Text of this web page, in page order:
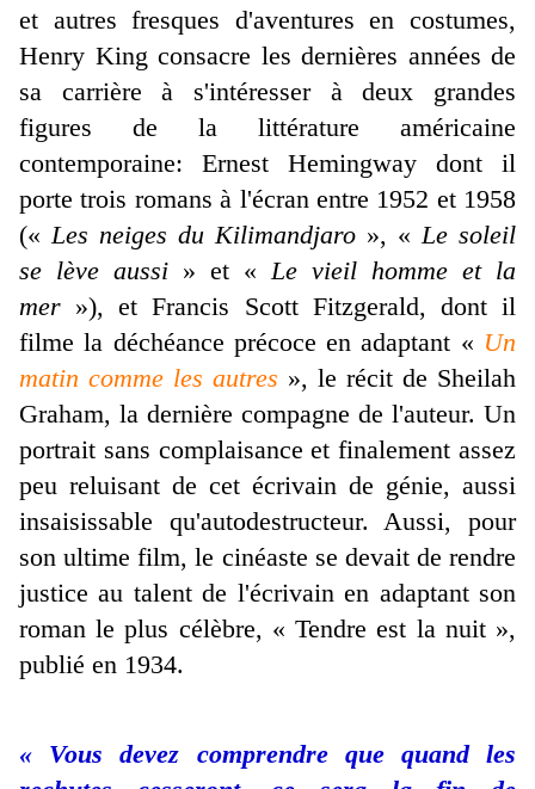
et autres fresques d'aventures en costumes,
Henry King consacre les dernières années de
sa carrière à s'intéresser à deux grandes
figures de la littérature américaine
contemporaine: Ernest Hemingway dont il
porte trois romans à l'écran entre 1952 et 1958
(« Les neiges du Kilimandjaro », « Le soleil
se lève aussi » et « Le vieil homme et la
mer »), et Francis Scott Fitzgerald, dont il
filme la déchéance précoce en adaptant « Un
matin comme les autres », le récit de Sheilah
Graham, la dernière compagne de l'auteur. Un
portrait sans complaisance et finalement assez
peu reluisant de cet écrivain de génie, aussi
insaisissable qu'autodestructeur. Aussi, pour
son ultime film, le cinéaste se devait de rendre
justice au talent de l'écrivain en adaptant son
roman le plus célèbre, « Tendre est la nuit »,
publié en 1934.
« Vous devez comprendre que quand les